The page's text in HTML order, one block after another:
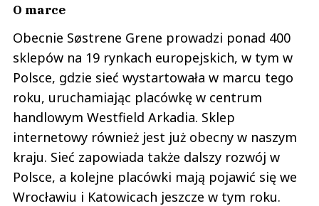
O marce
Obecnie Søstrene Grene prowadzi ponad 400
sklepów na 19 rynkach europejskich, w tym w
Polsce, gdzie sieć wystartowała w marcu tego
roku, uruchamiając placówkę w centrum
handlowym Westfield Arkadia. Sklep
internetowy również jest już obecny w naszym
kraju. Sieć zapowiada także dalszy rozwój w
Polsce, a kolejne placówki mają pojawić się we
Wrocławiu i Katowicach jeszcze w tym roku.